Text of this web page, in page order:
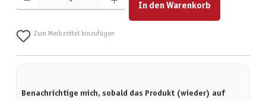
In den Warenkorb
Zum Merkzettel hinzufügen
Benachrichtige mich, sobald das Produkt (wieder) auf